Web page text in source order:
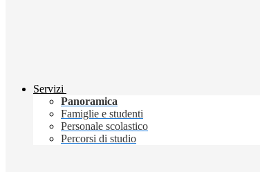
Servizi
Panoramica
Famiglie e studenti
Personale scolastico
Percorsi di studio